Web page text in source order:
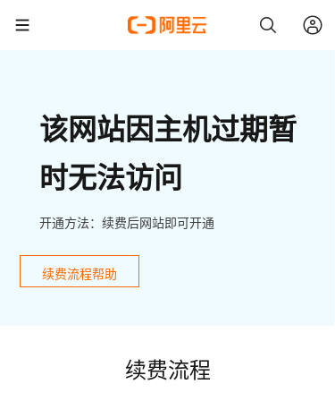
该网站因主机过期暂
时无法访问
开通方法：续费后网站即可开通
续费流程帮助
续费流程